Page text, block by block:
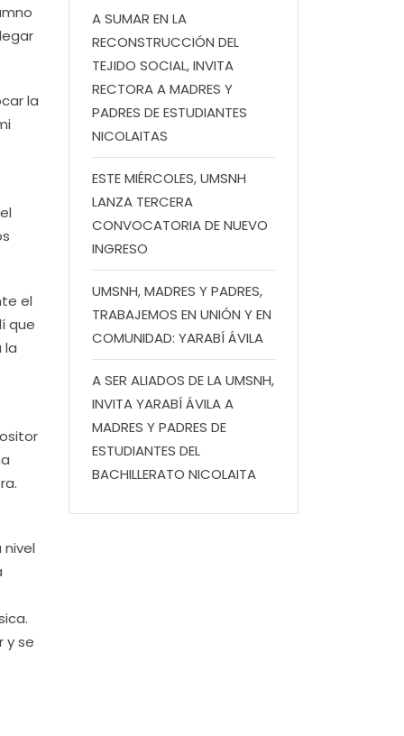
la
el
que
la
y se
A SUMAR EN LA
RECONSTRUCCIÓN DEL
TEJIDO SOCIAL, INVITA
RECTORA A MADRES Y
PADRES DE ESTUDIANTES
NICOLAITAS
ESTE MIÉRCOLES, UMSNH
LANZA TERCERA
CONVOCATORIA DE NUEVO
INGRESO
UMSNH, MADRES Y PADRES,
TRABAJEMOS EN UNIÓN Y EN
COMUNIDAD: YARABÍ ÁVILA
A SER ALIADOS DE LA UMSNH,
INVITA YARABÍ ÁVILA A
MADRES Y PADRES DE
ESTUDIANTES DEL
BACHILLERATO NICOLAITA